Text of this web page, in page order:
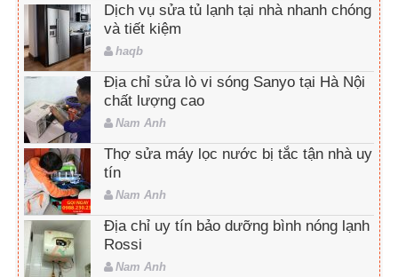
Dịch vụ sửa tủ lạnh tại nhà nhanh chóng
và tiết kiệm
haqb
Địa chỉ sửa lò vi sóng Sanyo tại Hà Nội
chất lượng cao
Nam Anh
Thợ sửa máy lọc nước bị tắc tận nhà uy
tín
Nam Anh
Địa chỉ uy tín bảo dưỡng bình nóng lạnh
Rossi
Nam Anh